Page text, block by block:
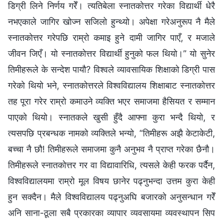
डिग्री लिने निर्णय गरेँ। त्यतिबेला स्नातकोत्तर गरेका विद्यार्थी धेरै
नभएकाले जागिर खोज्न सजिलो हुन्थ्यो। अपेक्षा गरेअनुरूप नै मैले
स्नातकोत्तर गरेपछि राम्रो कमाइ हुने दामी जागिर पाएँ, र मजाले
जीवन जिएँ। यो स्नातकोत्तर विद्यार्थी हुनुको फल थियो।” यो सुनेर
तिमीहरूले के सन्देश पायौ? विश्वले व्यावसायिक शिक्षाको डिग्री पास
गरेको थियो भने, स्नातकोत्तरले विश्वविद्यालय शिक्षाबाट स्नातकोत्तर
तह पूरा गरेर राम्रो कमाउने व्यक्ति भएर समाजमा हैसियत र सम्मान
पाएको थियो। स्नातकले खुसी हुँदै आफ्ना कुरा भन्दै थियो, र
त्यसपछि प्रबन्धक नामको व्यक्तिले भन्यो, “तिमीहरू अझै केटाकेटी,
बच्चा नै छौ! तिमीहरूले समाजमा कुनै अनुभव नै प्राप्त गरेका छैनौ।
तिमीहरूले स्नातकोत्तर गर वा विद्यावारिधि, त्यसले केही फरक पर्दैन,
विश्वविद्यालयमा राम्रो मूल विषय छानेर पढ्नुभन्दा उत्तम कुरा केही
हुन सक्दैन। मैले विश्वविद्यालय पढ्नुअघि बजारको अनुसन्धान गरेँ
अनि साना-ठूला सबै प्रकारका व्यापार व्यवसायमा व्यवस्थापन सिप